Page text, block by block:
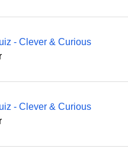
- Clever & Curious
- Clever & Curious